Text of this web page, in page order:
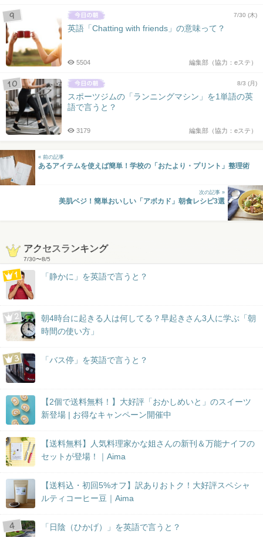
7/30 (木)
英語「Chatting with friends」の意味って？
編集部（協力：eステ）
5504
8/3 (月)
スポーツジムの「ランニングマシン」を1単語の英
語で言うと？
編集部（協力：eステ）
3179
« 前の記事
あるアイテムを使えば簡単！学校の「おたより・プリント」整理術
次の記事 »
美肌ベジ！簡単おいしい「アボカド」朝食レシピ3選
アクセスランキング
7/30〜8/5
「静かに」を英語で言うと？
朝4時台に起きる人は何してる？早起きさん3人に学ぶ「朝
時間の使い方」
「バス停」を英語で言うと？
【2個で送料無料！】大好評「おかしめいと」のスイーツ
新登場 | お得なキャンペーン開催中
【送料無料】人気料理家かな姐さんの新刊＆万能ナイフの
セットが登場！｜Aima
【送料込・初回5%オフ】訳ありおトク！大好評スペシャ
ルティコーヒー豆｜Aima
「日陰（ひかげ）」を英語で言うと？